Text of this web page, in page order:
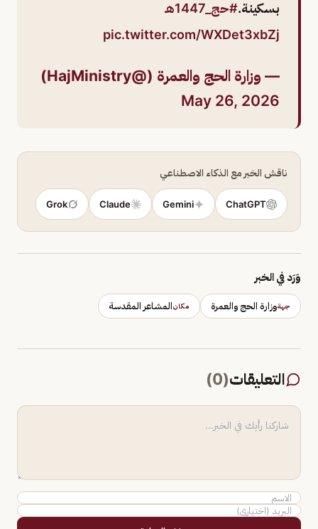
بسكينة.#حج_1447هـ
pic.twitter.com/WXDet3xbZj
— وزارة الحج والعمرة (@HajMinistry)
May 26, 2026
ناقش الخبر مع الذكاء الاصطناعي
ChatGPT
Gemini
Claude
Grok
وَرَد في الخبر
جهةوزارة الحج والعمرة مكانالمشاعر المقدسة
التعليقات(
0
)